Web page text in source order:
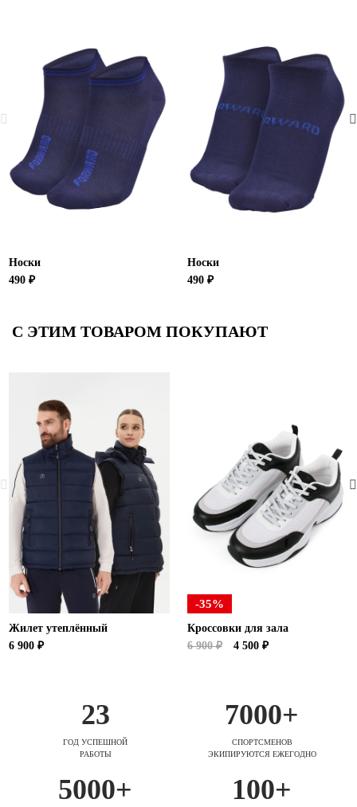
Носки
490 ₽
Носки
490 ₽
С ЭТИМ ТОВАРОМ ПОКУПАЮТ
Жилет утеплённый
6 900 ₽
-35%
Кроссовки для зала
6 900 ₽
4 500 ₽
23
ГОД УСПЕШНОЙ
РАБОТЫ
7000+
СПОРТСМЕНОВ
ЭКИПИРУЮТСЯ ЕЖЕГОДНО
5000+ 100+